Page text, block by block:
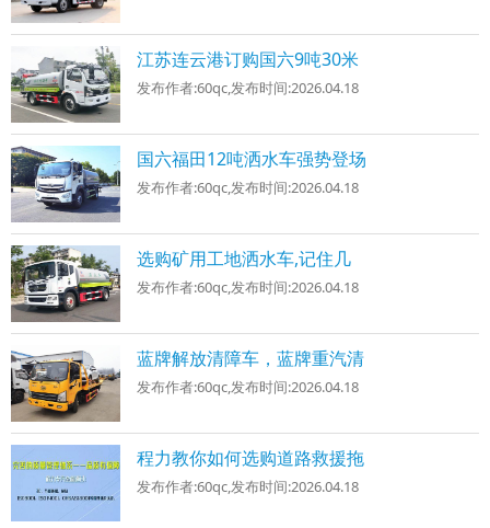
江苏连云港订购国六9吨30米
发布作者:60qc,发布时间:2026.04.18
国六福田12吨洒水车强势登场
发布作者:60qc,发布时间:2026.04.18
选购矿用工地洒水车,记住几
发布作者:60qc,发布时间:2026.04.18
蓝牌解放清障车，蓝牌重汽清
发布作者:60qc,发布时间:2026.04.18
程力教你如何选购道路救援拖
发布作者:60qc,发布时间:2026.04.18